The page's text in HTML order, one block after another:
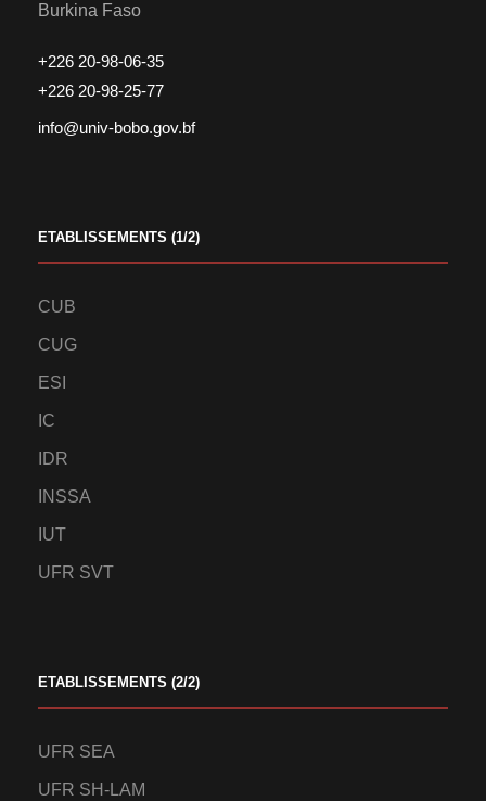
Burkina Faso
+226 20-98-06-35
+226 20-98-25-77
info@univ-bobo.gov.bf
ETABLISSEMENTS (1/2)
CUB
CUG
ESI
IC
IDR
INSSA
IUT
UFR SVT
ETABLISSEMENTS (2/2)
UFR SEA
UFR SH-LAM